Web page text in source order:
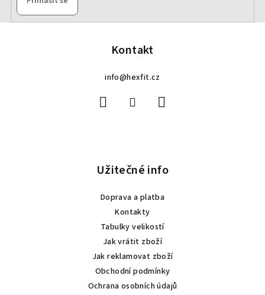
Z
Kontakt
info@hexfit.cz
Užitečné info
Doprava a platba
Kontakty
Tabulky velikostí
Jak vrátit zboží
Jak reklamovat zboží
Obchodní podmínky
Ochrana osobních údajů